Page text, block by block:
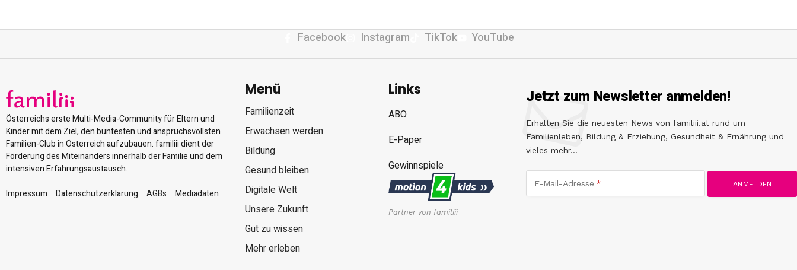
Facebook Instagram TikTok YouTube
Österreichs erste Multi-Media-Community für Eltern und
Kinder mit dem Ziel, den buntesten und anspruchsvollsten
Familien-Club in Österreich aufzubauen. familiii dient der
Förderung des Miteinanders innerhalb der Familie und dem
intensiven Erfahrungsaustausch.
Impressum
Datenschutzerklärung AGBs Mediadaten
Menü
Familienzeit
Erwachsen werden
Bildung
Gesund bleiben
Digitale Welt
Unsere Zukunft
Gut zu wissen
Mehr erleben
Links
ABO
E-Paper
Gewinnspiele
Partner von familiii
Jetzt zum Newsletter anmelden!
Erhalten Sie die neuesten News von familiii.at rund um
Familienleben, Bildung & Erziehung, Gesundheit & Ernährung und
vieles mehr...
E-Mail-Adresse